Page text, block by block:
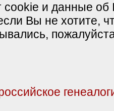
cookie и данные об
Вы не хотите,